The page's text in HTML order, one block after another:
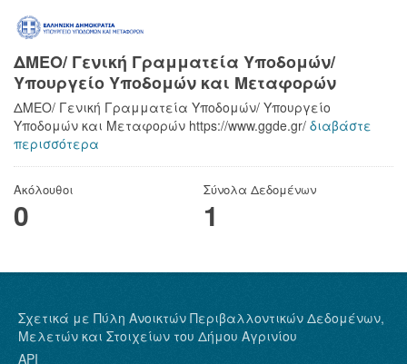
ΔΜΕΟ/ Γενική Γραμματεία Υποδομών/
Υπουργείο Υποδομών και Μεταφορών
ΔΜΕΟ/ Γενική Γραμματεία Υποδομών/ Υπουργείο
Υποδομών και Μεταφορών https://www.ggde.gr/ διαβάστε
περισσότερα
Ακόλουθοι
0
Σύνολα Δεδομένων
1
Σχετικά με Πύλη Ανοικτών Περιβαλλοντικών Δεδομένων,
Μελετών και Στοιχείων του Δήμου Αγρινίου
API